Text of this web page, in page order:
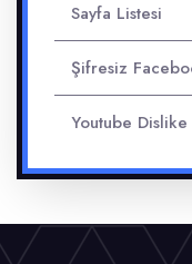
Sayfa Listesi
Şifresiz
Youtube